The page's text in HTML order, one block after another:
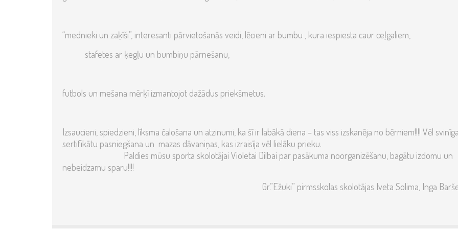
“mednieki un zaķīši”, interesanti pārvietošanās veidi, lēcieni ar bumbu , kura iespiesta caur ceļgaliem,
stafetes ar ķegļu un bumbiņu pārnešanu,
futbols un mešana mērķī izmantojot dažādus priekšmetus.
Izsaucieni, spiedzieni, līksma čalošana un atzinumi, ka šī ir labākā diena – tas viss izskanēja no bērniem!!!! Vēl svinīga
sertifikātu pasniegšana un mazas dāvaniņas, kas izraisīja vēl lielāku
Paldies mūsu sporta skolotājai Violetai Dilbai par pasākuma noorganizēšanu, bagātu izdomu un
nebeidzamu sparu!!!!
Gr.”Ežuki” pirmsskolas skolotājas Iveta Solima, Inga